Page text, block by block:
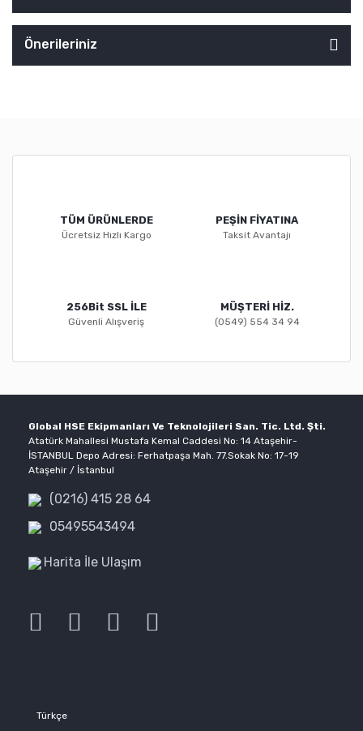
Önerileriniz
TÜM ÜRÜNLERDE
Ücretsiz Hızlı Kargo
PEŞİN FİYATINA
Taksit Avantajı
256Bit SSL İLE
Güvenli Alışveriş
MÜŞTERİ HİZ.
(0549) 554 34 94
Global HSE Ekipmanları Ve Teknolojileri San. Tic. Ltd. Şti.
Atatürk Mahallesi Mustafa Kemal Caddesi No: 14 Ataşehir-
İSTANBUL Depo Adresi: Ferhatpaşa Mah. 77.Sokak No: 17-19
Ataşehir / İstanbul
(0216) 415 28 64
05495543494
Harita İle Ulaşım
Türkçe